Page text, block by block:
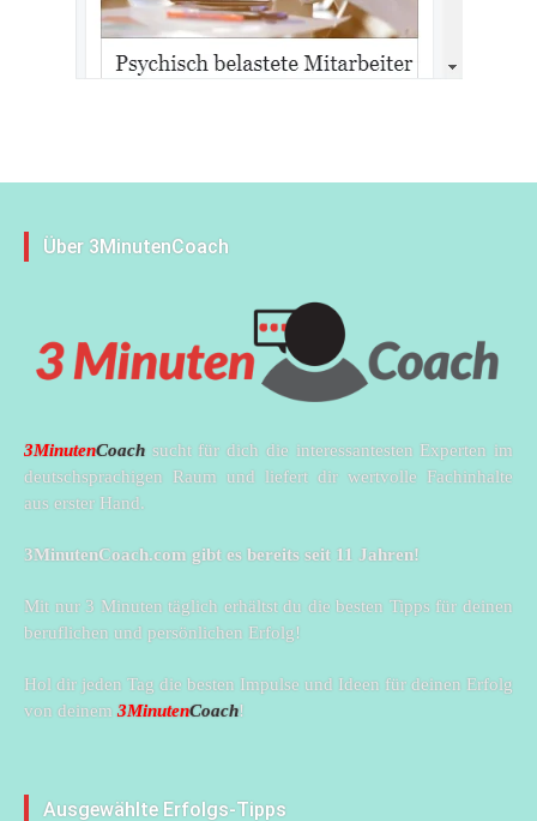
Über 3MinutenCoach
3MinutenCoach sucht für dich die interessantesten Experten im
deutschsprachigen Raum und liefert dir wertvolle Fachinhalte
aus erster Hand.
3MinutenCoach.com gibt es bereits seit 11 Jahren!
Mit nur 3 Minuten täglich erhältst du die besten Tipps für deinen
beruflichen und persönlichen Erfolg!
Hol dir jeden Tag die besten Impulse und Ideen für deinen Erfolg
von deinem3MinutenCoach!
Ausgewählte Erfolgs-Tipps